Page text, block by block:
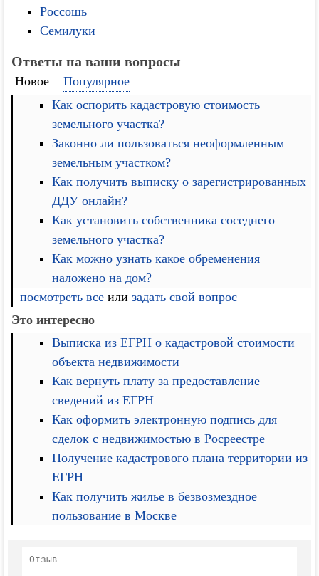
Россошь
Семилуки
Ответы на ваши вопросы
Новое
Популярное
Как оспорить кадастровую стоимость
земельного участка?
Законно ли пользоваться неоформленным
земельным участком?
Как получить выписку о зарегистрированных
ДДУ онлайн?
Как установить собственника соседнего
земельного участка?
Как можно узнать какое обременения
наложено на дом?
посмотреть все илизадать свой вопрос
Это интересно
Выписка из ЕГРН о кадастровой стоимости
объекта недвижимости
Как вернуть плату за предоставление
сведений из ЕГРН
Как оформить электронную подпись для
сделок с недвижимостью в Росреестре
Получение кадастрового плана территории из
ЕГРН
Как получить жилье в безвозмездное
пользование в Москве